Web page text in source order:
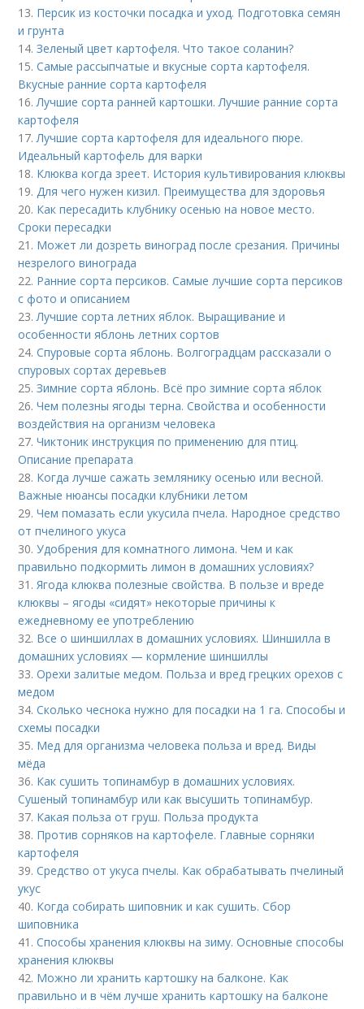
13. Персик из косточки посадка и уход. Подготовка семян
и грунта
14.Зеленый цвет картофеля. Что такое соланин?
15.Самые рассыпчатые и вкусные сорта картофеля.
Вкусные ранние сорта картофеля
16.Лучшие сорта ранней картошки. Лучшие ранние сорта
картофеля
17.Лучшие сорта картофеля для идеального пюре.
Идеальный картофель для варки
18. Клюква когда зреет. История культивирования клюквы
19.Для чего нужен кизил. Преимущества для здоровья
20. Как пересадить клубнику осенью на новое место.
Сроки пересадки
21. Может ли дозреть виноград после срезания. Причины
незрелого винограда
22. Ранние сорта персиков. Самые лучшие сорта персиков
с фото и описанием
23.Лучшие сорта летних яблок. Выращивание и
особенности яблонь летних сортов
24.Спуровые сорта яблонь. Волгоградцам рассказали о
спуровых сортах деревьев
25.Зимние сорта яблонь. Всё про зимние сорта яблок
26.Чем полезны ягоды терна. Свойства и особенности
воздействия на организм человека
27.Чиктоник инструкция по применению для птиц.
Описание препарата
28. Когда лучше сажать землянику осенью или весной.
Важные нюансы посадки клубники летом
29.Чем помазать если укусила пчела. Народное средство
от пчелиного укуса
30.Удобрения для комнатного лимона. Чем и как
правильно подкормить лимон в домашних условиях?
31.Ягода клюква полезные свойства. В пользе и вреде
клюквы – ягоды «сидят» некоторые причины к
ежедневному ее употреблению
32. Все о шиншиллах в домашних условиях. Шиншилла в
домашних условиях — кормление шиншиллы
33.Орехи залитые медом. Польза и вред грецких орехов с
медом
34.Сколько чеснока нужно для посадки на 1 га. Способы и
схемы посадки
35. Мед для организма человека польза и вред. Виды
мёда
36. Как сушить топинамбур в домашних условиях.
Сушеный топинамбур или как высушить топинамбур.
37. Какая польза от груш. Польза продукта
38. Против сорняков на картофеле. Главные сорняки
картофеля
39.Средство от укуса пчелы. Как обрабатывать пчелиный
укус
40. Когда собирать шиповник и как сушить. Сбор
шиповника
41.Способы хранения клюквы на зиму. Основные способы
хранения клюквы
42. Можно ли хранить картошку на балконе. Как
правильно и в чём лучше хранить картошку на балконе